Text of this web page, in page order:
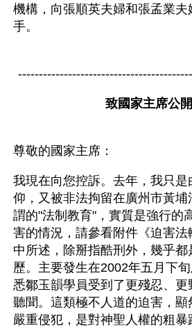
機構，向張順英夫婦和張孟業夫
手。
致國家主席公
尊敬的國家主席：
我現在向您控訴。去年，我只
仰，又被非法拘留在廣州市黃
謂的"法制教育"，實質是強行的
害的情況，請參看附件《迫害法
中所述，除掰指酷刑外，幾乎
歷。主要發生在2002年五月下
悉鄒玉韻學員受到了更殘忍、更
聽聞。這類極不人道的迫害，顯
嚴重侵犯，是對神聖人權的粗